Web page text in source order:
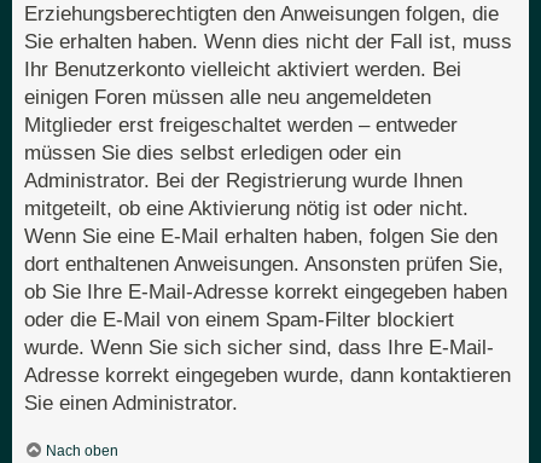
Erziehungsberechtigten den Anweisungen folgen, die
Sie erhalten haben. Wenn dies nicht der Fall ist, muss
Ihr Benutzerkonto vielleicht aktiviert werden. Bei
einigen Foren müssen alle neu angemeldeten
Mitglieder erst freigeschaltet werden – entweder
müssen Sie dies selbst erledigen oder ein
Administrator. Bei der Registrierung wurde Ihnen
mitgeteilt, ob eine Aktivierung nötig ist oder nicht.
Wenn Sie eine E-Mail erhalten haben, folgen Sie den
dort enthaltenen Anweisungen. Ansonsten prüfen Sie,
ob Sie Ihre E-Mail-Adresse korrekt eingegeben haben
oder die E-Mail von einem Spam-Filter blockiert
wurde. Wenn Sie sich sicher sind, dass Ihre E-Mail-
Adresse korrekt eingegeben wurde, dann kontaktieren
Sie einen Administrator.
Nach oben